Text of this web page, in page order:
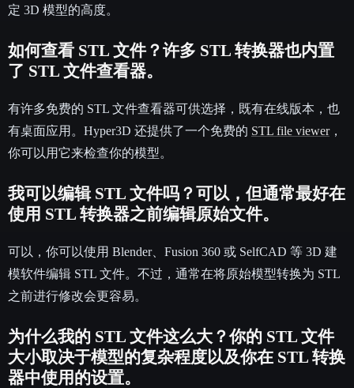
定 3D 模型的高度。
如何查看 STL 文件？许多 STL 转换器也内置
了 STL 文件查看器。
有许多免费的 STL 文件查看器可供选择，既有在线版本，也
有桌面应用。Hyper3D 还提供了一个免费的 STL file viewer，
你可以用它来检查你的模型。
我可以编辑 STL 文件吗？可以，但通常最好在
使用 STL 转换器之前编辑原始文件。
可以，你可以使用 Blender、Fusion 360 或 SelfCAD 等 3D 建
模软件编辑 STL 文件。不过，通常在将原始模型转换为 STL
之前进行修改会更容易。
为什么我的 STL 文件这么大？你的 STL 文件
大小取决于模型的复杂程度以及你在 STL 转换
器中使用的设置。